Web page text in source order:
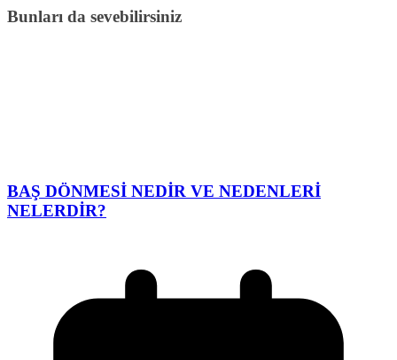
Bunları da sevebilirsiniz
BAŞ DÖNMESİ NEDİR VE NEDENLERİ
NELERDİR?